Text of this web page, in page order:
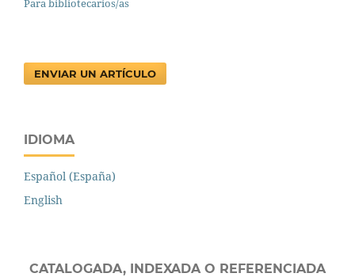
Para bibliotecarios/as
ENVIAR UN ARTÍCULO
IDIOMA
Español (España)
English
CATALOGADA, INDEXADA O REFERENCIADA